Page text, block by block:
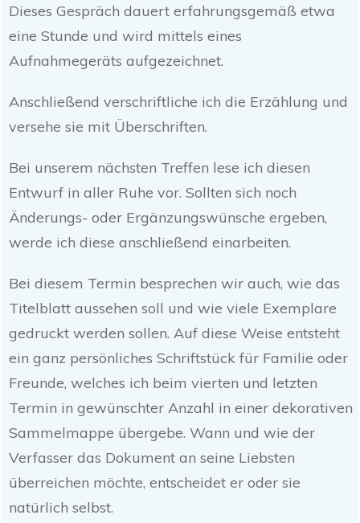
Dieses Gespräch dauert erfahrungsgemäß etwa
eine Stunde und wird mittels eines
Aufnahmegeräts aufgezeichnet.
Anschließend verschriftliche ich die Erzählung und
versehe sie mit Überschriften.
Bei unserem nächsten Treffen lese ich diesen
Entwurf in aller Ruhe vor. Sollten sich noch
Änderungs- oder Ergänzungswünsche ergeben,
werde ich diese anschließend einarbeiten.
Bei diesem Termin besprechen wir auch, wie das
Titelblatt aussehen soll und wie viele Exemplare
gedruckt werden sollen. Auf diese Weise entsteht
ein ganz persönliches Schriftstück für Familie oder
Freunde, welches ich beim vierten und letzten
Termin in gewünschter Anzahl in einer dekorativen
Sammelmappe übergebe. Wann und wie der
Verfasser das Dokument an seine Liebsten
überreichen möchte, entscheidet er oder sie
natürlich selbst.